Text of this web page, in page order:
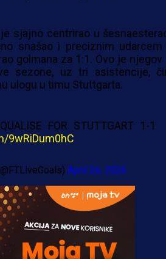
sjajno centrirao u
snašao i preciznim
golmana za 1:1. Ovo je njegov
sezone, uz tri asistencije,
ulogu u timu Stuttgarta.
FOR STUTTGART 1-1
9wRiDum0hC
April 26, 2026